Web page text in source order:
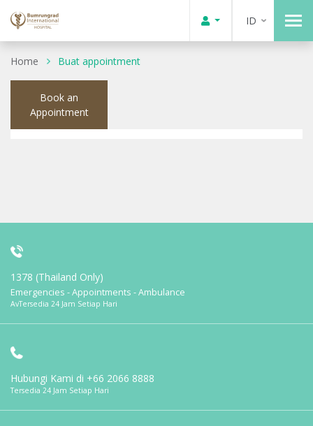
ID
Home Buat appointment
Book an
Appointment
1378 (Thailand Only)
Emergencies - Appointments - Ambulance
AvTersedia 24 Jam Setiap Hari
Hubungi Kami di +66 2066 8888
Tersedia 24 Jam Setiap Hari